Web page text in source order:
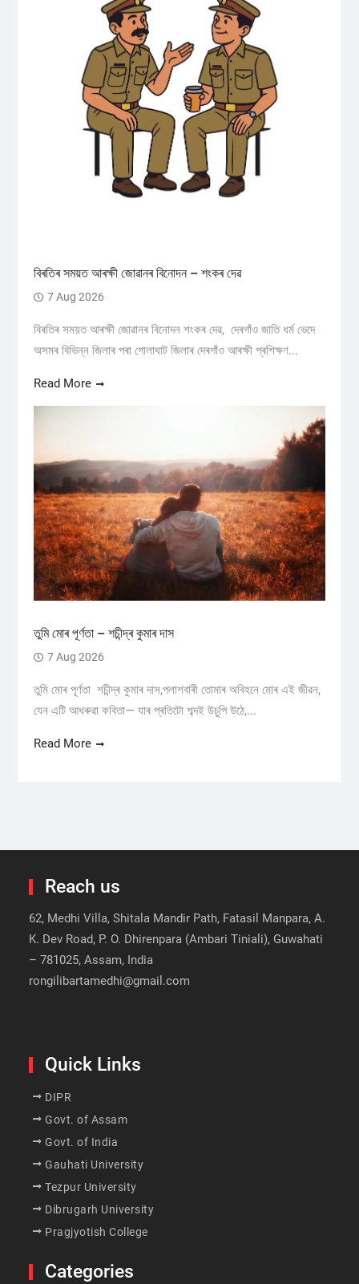
বিৰতিৰ সময়ত আৰক্ষী জোৱানৰ বিনোদন – শংকৰ দেৱ
7 Aug 2026
বিৰতিৰ সময়ত আৰক্ষী জোৱানৰ বিনোদন শংকৰ দেৱ, দেৰগাঁও জাতি ধৰ্ম ভেদে
অসমৰ বিভিন্ন জিলাৰ পৰা গোলাঘাট জিলাৰ দেৰগাঁও আৰক্ষী প্ৰশিক্ষণ...
Read More
তুমি মোৰ পূৰ্ণতা – শচীন্দ্ৰ কুমাৰ দাস
7 Aug 2026
তুমি মোৰ পূৰ্ণতা শচীন্দ্ৰ কুমাৰ দাস,পলাশবাৰী তোমাৰ অবিহনে মোৰ এই জীৱন,
যেন এটি আধৰুৱা কবিতা— যাৰ প্ৰতিটো শব্দই উচুপি উঠে,...
Read More
Reach us
62, Medhi Villa, Shitala Mandir Path, Fatasil Manpara, A.
K. Dev Road, P. O. Dhirenpara (Ambari Tiniali), Guwahati
– 781025, Assam, India
rongilibartamedhi@gmail.com
Quick Links
DIPR
Govt. of Assam
Govt. of India
Gauhati University
Tezpur University
Dibrugarh University
Pragjyotish College
Categories